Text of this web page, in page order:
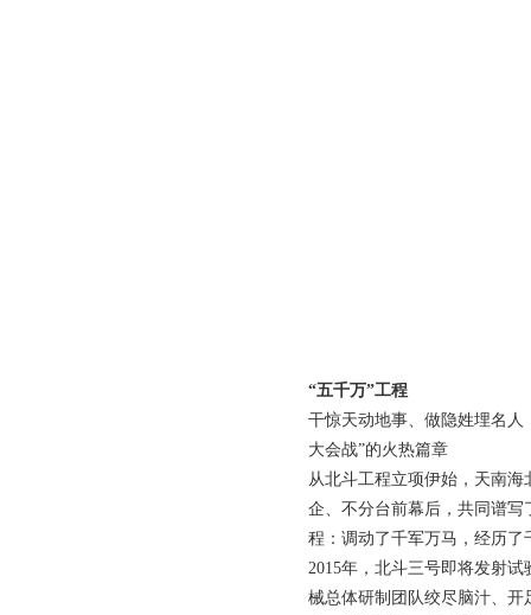
“五千万”工程
干惊天动地事、做隐姓埋名
大会战”的火热篇章
从北斗工程立项伊始，天南
企、不分台前幕后，共同谱写
程：调动了千军万马，经历了
2015年，北斗三号即将发射
械总体研制团队绞尽脑汁、